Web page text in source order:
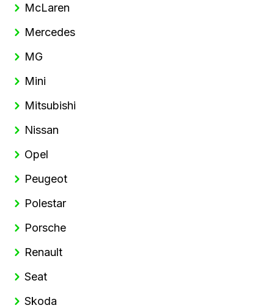
McLaren
Mercedes
MG
Mini
Mitsubishi
Nissan
Opel
Peugeot
Polestar
Porsche
Renault
Seat
Skoda